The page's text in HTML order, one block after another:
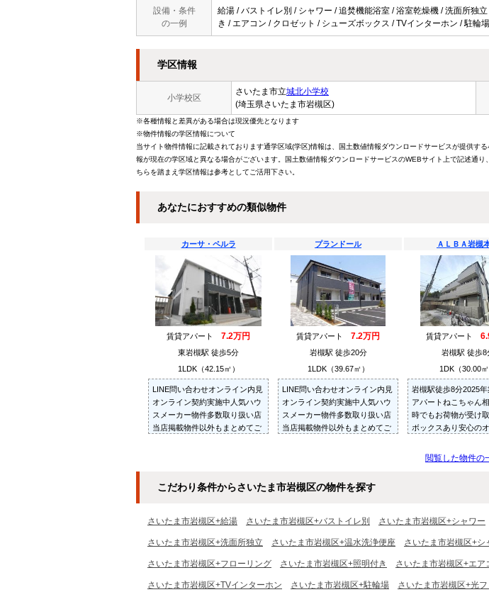
設備・条件
の一例
給湯 / バストイレ別 / シャワー / 追焚機能浴室 / 浴室乾燥機 / 洗面所独
き / エアコン / クロゼット / シューズボックス / TVインターホン / 駐
学区情報
小学校区
さいたま市立城北小学校
(埼玉県さいたま市岩槻区)
※各種情報と差異がある場合は現況優先となります
※物件情報の学区情報について
当サイト物件情報に記載されております通学区域(学区)情報は、国土数値情報ダウンロードサービスが提供
報が現在の学区域と異なる場合がございます。国土数値情報ダウンロードサービスのWEBサイト上で記述通
ちらを踏まえ学区情報は参考としてご活用下さい。
あなたにおすすめの類似物件
カーサ・ペルラ
賃貸アパート 7.2万円
東岩槻駅 徒歩5分
1LDK（42.15㎡）
LINE問い合わせオンライン内見
オンライン契約実施中人気ハウ
スメーカー物件多数取り扱い店
当店掲載物件以外もまとめてご
プランドール
賃貸アパート 7.2万円
岩槻駅 徒歩20分
1LDK（39.67㎡）
LINE問い合わせオンライン内見
オンライン契約実施中人気ハウ
スメーカー物件多数取り扱い店
当店掲載物件以外もまとめてご
ＡＬＢＡ岩槻
賃貸アパート
岩槻駅 徒歩8
1DK（30.00㎡
岩槻駅徒歩8分2025
アパートねこちゃん
時でもお荷物が受け
ボックスあり安心の
時も安心です
閲覧した物件の
こだわり条件からさいたま市岩槻区の物件を探す
さいたま市岩槻区+給湯 さいたま市岩槻区+バストイレ別 さいたま市岩槻区+シャワー
さいたま市岩槻区+洗面所独立 さいたま市岩槻区+温水洗浄便座 さいたま市岩槻区+シ
さいたま市岩槻区+フローリング さいたま市岩槻区+照明付き さいたま市岩槻区+エア
さいたま市岩槻区+TVインターホン さいたま市岩槻区+駐輪場 さいたま市岩槻区+光